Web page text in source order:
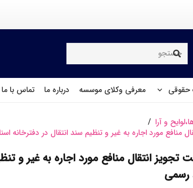
معرفی وکلای موسسه درباره ما تماس با ما
و آرا /
منافع مورد اجاره به غیر و تنظیم سند انتقال در دفترخانه
تجویز انتقال منافع مورد اجاره به غیر و
رسمی